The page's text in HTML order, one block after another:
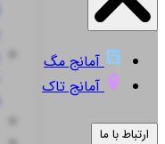
آمانج مگ
آمانج تاک
ارتباط با ما